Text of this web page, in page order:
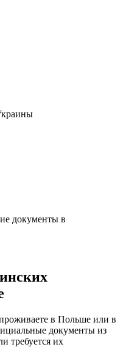
документы в
в Польше или в
документы из
требуется их